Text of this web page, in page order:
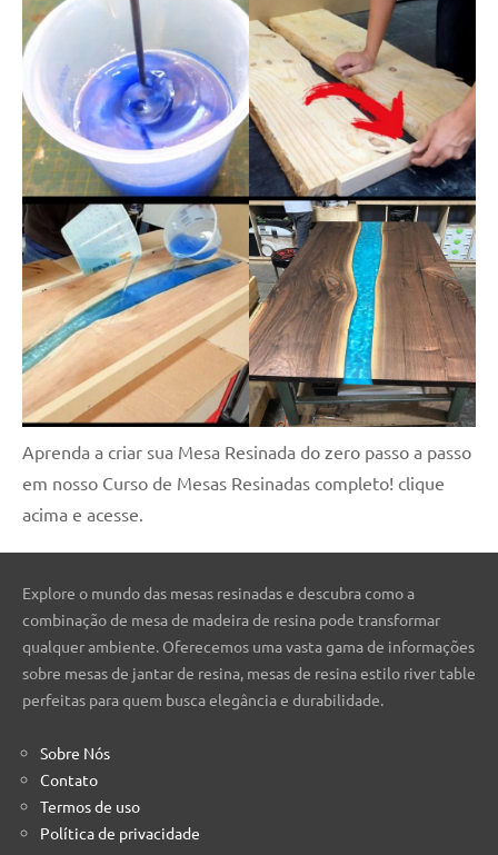
Aprenda a criar sua Mesa Resinada do zero passo a passo
em nosso Curso de Mesas Resinadas completo! clique
acima e acesse.
Explore o mundo das mesas resinadas e descubra como a
combinação de mesa de madeira de resina pode transformar
qualquer ambiente. Oferecemos uma vasta gama de informações
sobre mesas de jantar de resina, mesas de resina estilo river table
perfeitas para quem busca elegância e durabilidade.
Sobre Nós
Contato
Termos de uso
Política de privacidade